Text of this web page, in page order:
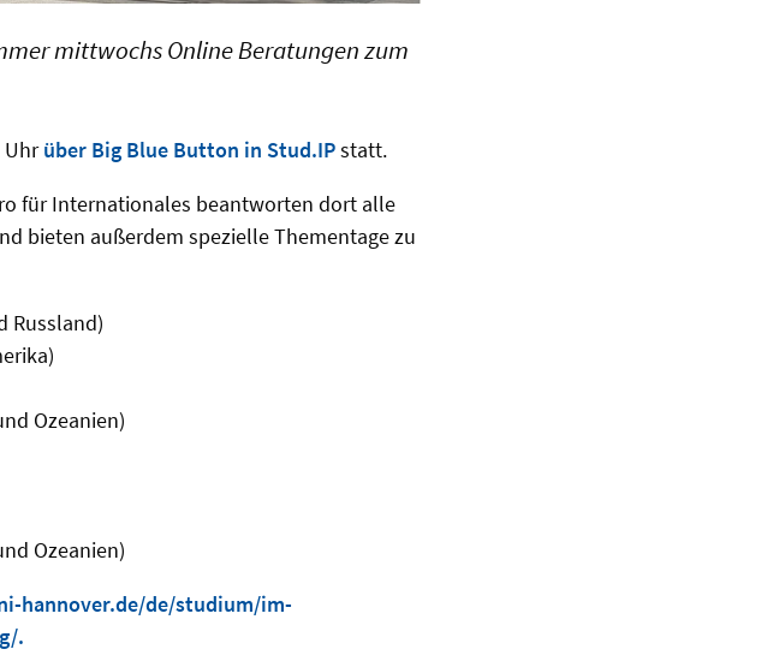
mittwochs Online Beratungen zum
Uhrüber Big Blue Button in Stud.IPstatt.
für Internationales beantworten dort alle
bieten außerdem spezielle Thementage zu
Russland)
Ozeanien)
Ozeanien)
hannover.de/de/studium/im-
.